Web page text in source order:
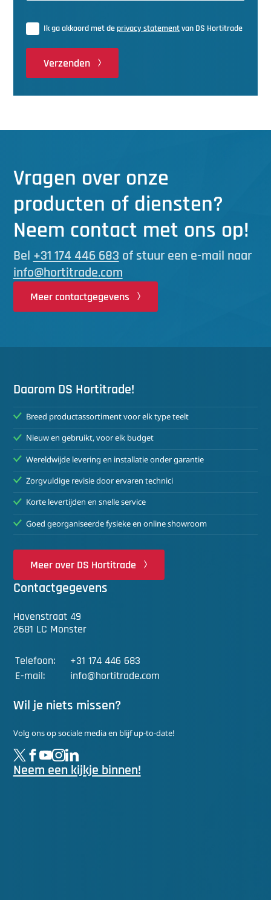
Ik ga akkoord met deprivacy statementvan DS Hortitrade
Verzenden
Vragen over onze
producten of diensten?
Neem contact met ons op!
Bel +31 174 446 683 of stuur een e-mail naar
info@hortitrade.com
Meer contactgegevens
Daarom DS Hortitrade!
Breed productassortiment voor elk type teelt
Nieuw en gebruikt, voor elk budget
Wereldwijde levering en installatie onder garantie
Zorgvuldige revisie door ervaren technici
Korte levertijden en snelle service
Goed georganiseerde fysieke en online showroom
Meer over DS Hortitrade
Contactgegevens
Havenstraat 49
2681 LC Monster
Telefoon:
+31 174 446 683
E-mail:
info@hortitrade.com
Wil je niets missen?
Volg ons op sociale media en blijf up-to-date!
Neem een kijkje binnen!